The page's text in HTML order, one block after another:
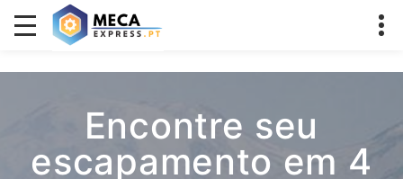
Encontre seu
escapamento em 4